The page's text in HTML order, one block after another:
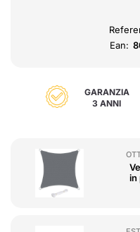
Ean:
GARANZIA
3 ANNI
in